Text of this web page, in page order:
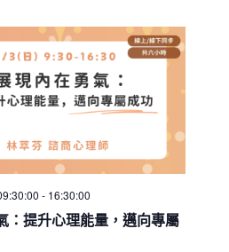
：提升心理能量，邁向專屬
- 16:30:00